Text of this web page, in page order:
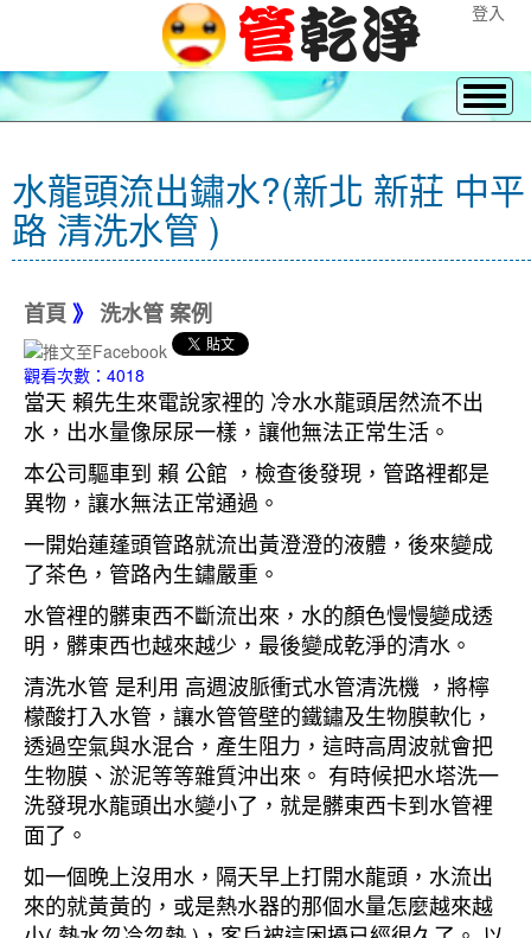
登入
水龍頭流出鏽水?(新北 新莊 中平
路 清洗水管 )
首頁 》 洗水管 案例
觀看次數：4018
當天 賴先生來電說家裡的 冷水水龍頭居然流不出
水，出水量像尿尿一樣，讓他無法正常生活。
本公司驅車到 賴 公館 ，檢查後發現，管路裡都是
異物，讓水無法正常通過。
一開始蓮蓬頭管路就流出黃澄澄的液體，後來變成
了茶色，管路內生鏽嚴重。
水管裡的髒東西不斷流出來，水的顏色慢慢變成透
明，髒東西也越來越少，最後變成乾淨的清水。
清洗水管 是利用 高週波脈衝式水管清洗機 ，將檸
檬酸打入水管，讓水管管壁的鐵鏽及生物膜軟化，
透過空氣與水混合，產生阻力，這時高周波就會把
生物膜、淤泥等等雜質沖出來。 有時候把水塔洗一
洗發現水龍頭出水變小了，就是髒東西卡到水管裡
面了。
如一個晚上沒用水，隔天早上打開水龍頭，水流出
來的就黃黃的，或是熱水器的那個水量怎麼越來越